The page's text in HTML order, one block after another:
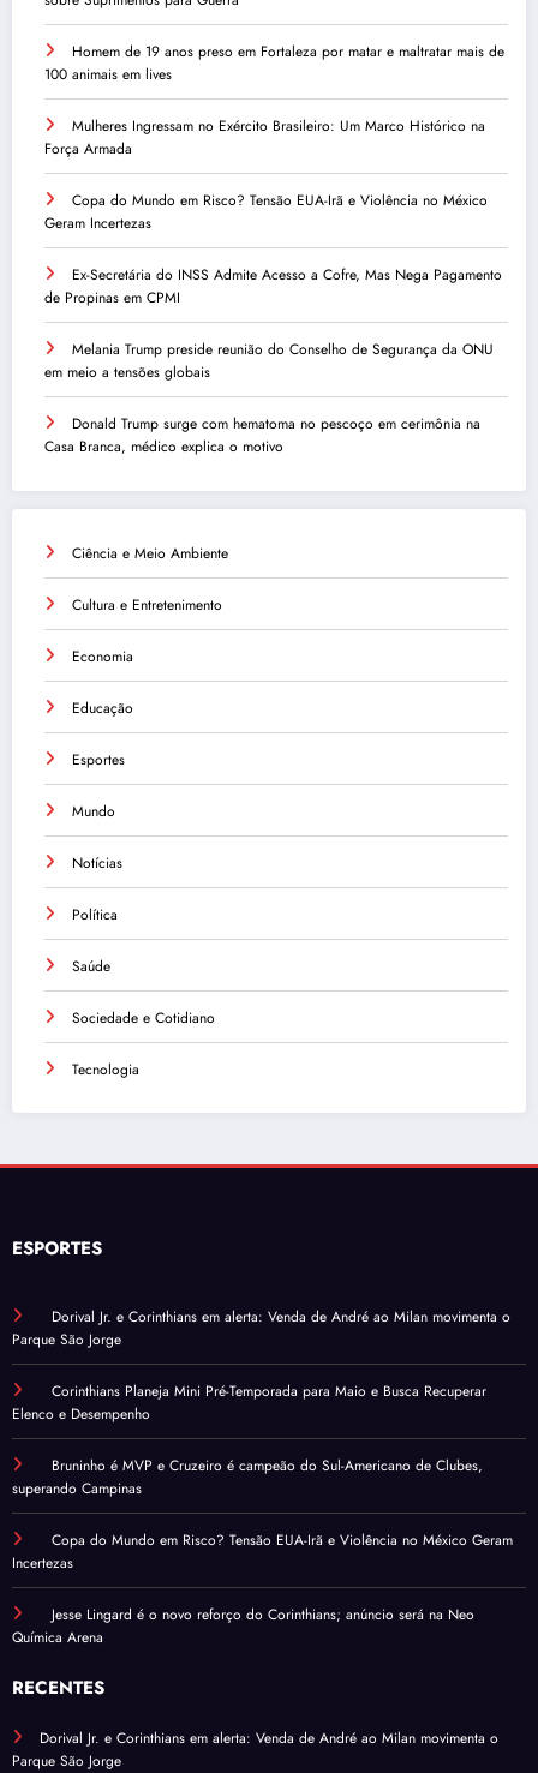
Homem de 19 anos preso em Fortaleza por matar e maltratar mais de
100 animais em lives
Mulheres Ingressam no Exército Brasileiro: Um Marco Histórico na
Força Armada
Copa do Mundo em Risco? Tensão EUA-Irã e Violência no México
Geram Incertezas
Ex-Secretária do INSS Admite Acesso a Cofre, Mas Nega Pagamento
de Propinas em CPMI
Melania Trump preside reunião do Conselho de Segurança da ONU
em meio a tensões globais
Donald Trump surge com hematoma no pescoço em cerimônia na
Casa Branca, médico explica o motivo
Ciência e Meio Ambiente
Cultura e Entretenimento
Economia
Educação
Esportes
Mundo
Notícias
Política
Saúde
Sociedade e Cotidiano
Tecnologia
ESPORTES
Dorival Jr. e Corinthians em alerta: Venda de André ao Milan movimenta o
Parque São Jorge
Corinthians Planeja Mini Pré-Temporada para Maio e Busca Recuperar
Elenco e Desempenho
Bruninho é MVP e Cruzeiro é campeão do Sul-Americano de Clubes,
superando Campinas
Copa do Mundo em Risco? Tensão EUA-Irã e Violência no México Geram
Incertezas
Jesse Lingard é o novo reforço do Corinthians; anúncio será na Neo
Química Arena
RECENTES
Dorival Jr. e Corinthians em alerta: Venda de André ao Milan movimenta o
Parque São Jorge